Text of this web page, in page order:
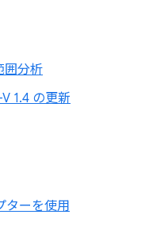
囲分析
1.4 の更新
ターを使用